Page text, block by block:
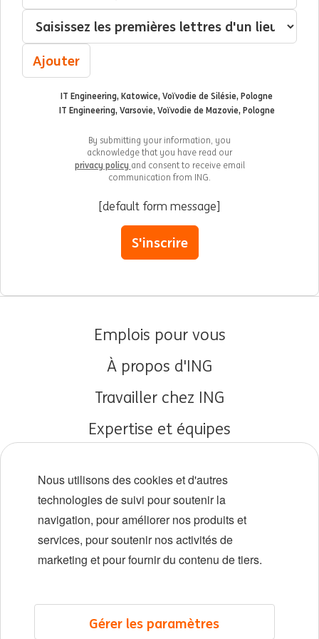
Localisation
Ajouter
IT Engineering, Katowice, Voïvodie de Silésie, Pologne
IT Engineering, Varsovie, Voïvodie de Mazovie, Pologne
By submitting your information, you
acknowledge that you have read our
privacy policy and consent to receive email
communication from ING.
[default form message]
S'inscrire
Emplois pour vous
À propos d'ING
Travailler chez ING
Expertise et équipes
Diversité et inclusion
Localisations
Événements
LinkedIn
Nous utilisons des cookies et d'autres
technologies de suivi pour soutenir la
navigation, pour améliorer nos produits et
services, pour soutenir nos activités de
marketing et pour fournir du contenu de tiers.
Gérer les paramètres